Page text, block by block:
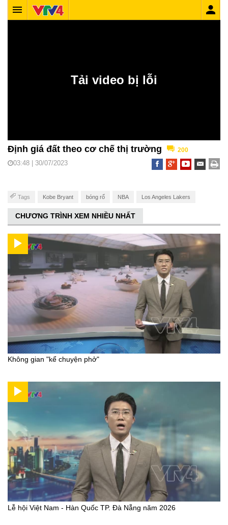
Định giá đất theo cơ chế thị trường 200
03:48 | 30/07/2023
Tags Kobe Bryant bóng rổ NBA Los Angeles Lakers
CHƯƠNG TRÌNH XEM NHIỀU NHẤT
Không gian "kể chuyện phở"
Lễ hội Việt Nam - Hàn Quốc TP. Đà Nẵng năm 2026